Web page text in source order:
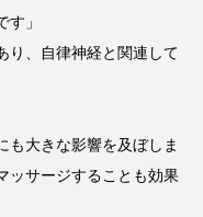
」
、自律神経と関連して
も大きな影響を及ぼしま
ッサージすることも効果